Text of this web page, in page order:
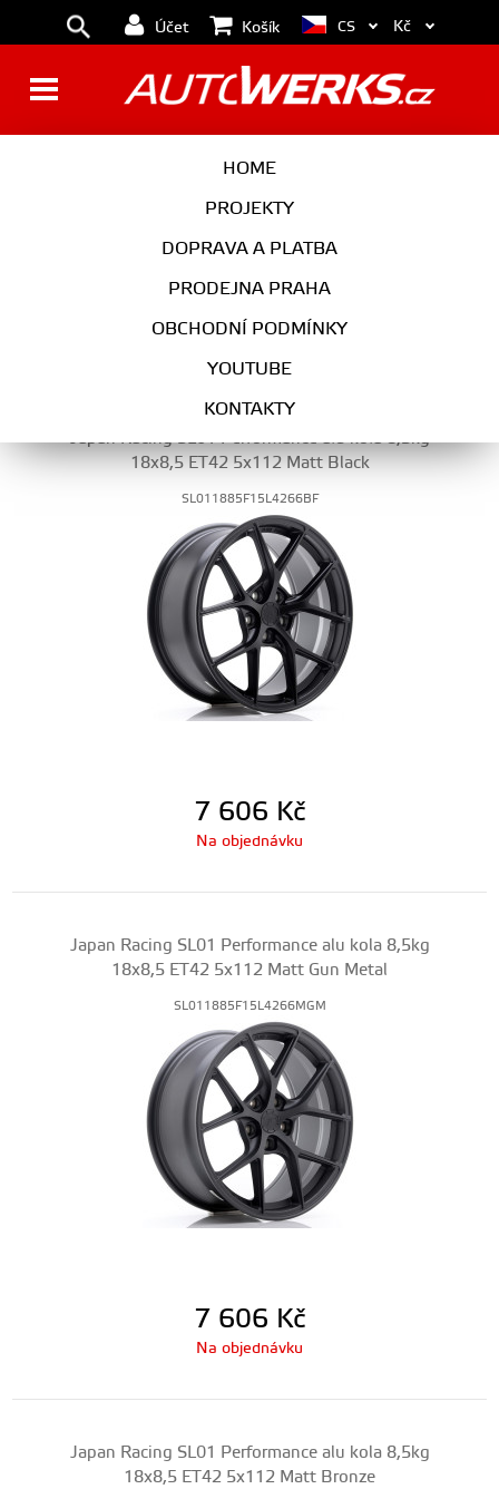
Účet Košík
HOME
PROJEKTY
DOPRAVA A PLATBA
PRODEJNA PRAHA
OBCHODNÍ PODMÍNKY
YOUTUBE
KONTAKTY
CS Kč
KOLA
Japan Racing SL01 Performance alu kola 8,5kg
18x8,5 ET42 5x112 Matt Black
SL011885F15L4266BF
7 606 Kč
Na objednávku
Japan Racing SL01 Performance alu kola 8,5kg
18x8,5 ET42 5x112 Matt Gun Metal
SL011885F15L4266MGM
7 606 Kč
Na objednávku
Japan Racing SL01 Performance alu kola 8,5kg
18x8,5 ET42 5x112 Matt Bronze